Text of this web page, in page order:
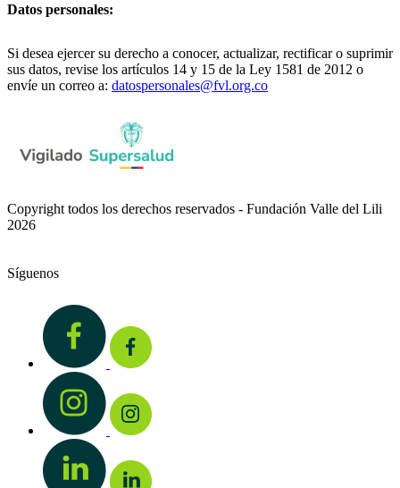
Datos personales:
Si desea ejercer su derecho a conocer, actualizar, rectificar o suprimir
sus datos, revise los artículos 14 y 15 de la Ley 1581 de 2012 o
envíe un correo a: datospersonales@fvl.org.co
Copyright todos los derechos reservados - Fundación Valle del Lili
2026
Síguenos